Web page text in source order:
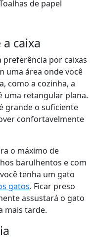
de papel
caixa
preferência por caixas
uma área onde você
como a cozinha, a
uma retangular plana.
grande o suficiente
confortavelmente
o máximo de
barulhentos e com
tenha um gato
gatos. Ficar preso
assustará o gato
mais tarde.